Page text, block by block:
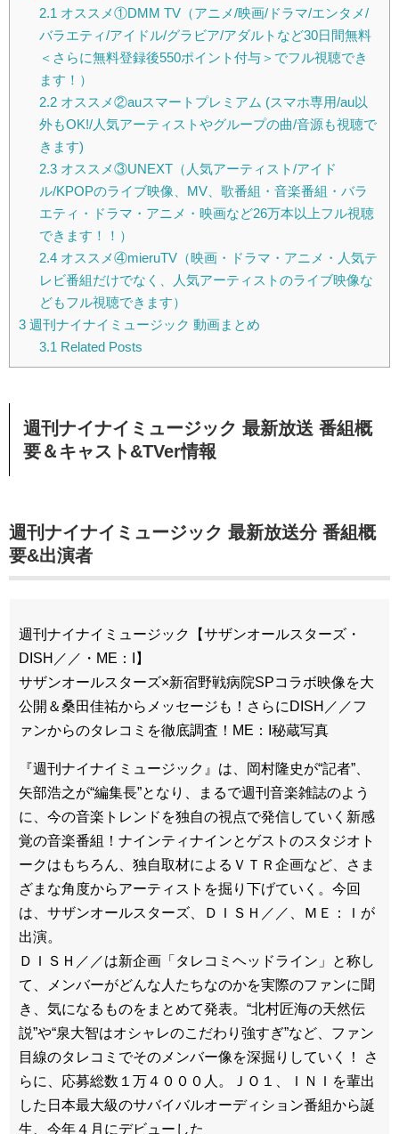
2.1 オススメ①DMM TV（アニメ/映画/ドラマ/エンタメ/
バラエティ/アイドル/グラビア/アダルトなど30日間無料
＜さらに無料登録後550ポイント付与＞でフル視聴でき
ます！）
2.2オススメ②auスマートプレミアム (スマホ専用/au以
外もOK!/人気アーティストやグループの曲/音源も視聴で
きます)
2.3オススメ③UNEXT（人気アーティスト/アイド
ル/KPOPのライブ映像、MV、歌番組・音楽番組・バラ
エティ・ドラマ・アニメ・映画など26万本以上フル視聴
できます！！）
2.4オススメ④mieruTV（映画・ドラマ・アニメ・人気テ
レビ番組だけでなく、人気アーティストのライブ映像な
どもフル視聴できます）
3 週刊ナイナイミュージック 動画まとめ
3.1 Related Posts
週刊ナイナイミュージック 最新放送 番組概
要＆キャスト&TVer情報
週刊ナイナイミュージック 最新放送分 番組概
要&出演者
週刊ナイナイミュージック【サザンオールスターズ・
DISH／／・ME：I】
サザンオールスターズ×新宿野戦病院SPコラボ映像を大
公開＆桑田佳祐からメッセージも！さらにDISH／／フ
ァンからのタレコミを徹底調査！ME：I秘蔵写真
『週刊ナイナイミュージック』は、岡村隆史が“記者”、
矢部浩之が“編集長”となり、まるで週刊音楽雑誌のよう
に、今の音楽トレンドを独自の視点で発信していく新感
覚の音楽番組！ナインティナインとゲストのスタジオト
ークはもちろん、独自取材によるＶＴＲ企画など、さま
ざまな角度からアーティストを掘り下げていく。今回
は、サザンオールスターズ、ＤＩＳＨ／／、ＭＥ：Ｉが
出演。
ＤＩＳＨ／／は新企画「タレコミヘッドライン」と称し
て、メンバーがどんな人たちなのかを実際のファンに聞
き、気になるものをまとめて発表。“北村匠海の天然伝
説”や“泉大智はオシャレのこだわり強すぎ”など、ファン
目線のタレコミでそのメンバー像を深掘りしていく！ さ
らに、応募総数１万４０００人。ＪＯ１、ＩＮＩを輩出
した日本最大級のサバイバルオーディション番組から誕
生、今年４月にデビューした